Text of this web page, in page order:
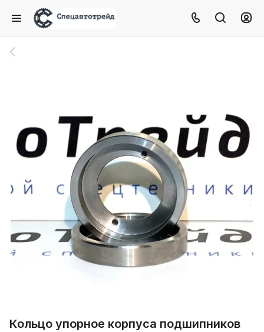
Кольцо упоpное кoрпуса подшипникoв